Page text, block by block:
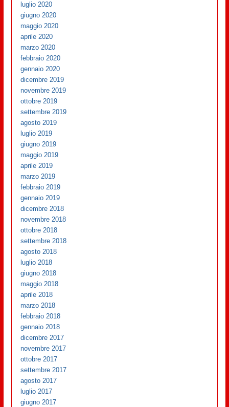
luglio 2020
giugno 2020
maggio 2020
aprile 2020
marzo 2020
febbraio 2020
gennaio 2020
dicembre 2019
novembre 2019
ottobre 2019
settembre 2019
agosto 2019
luglio 2019
giugno 2019
maggio 2019
aprile 2019
marzo 2019
febbraio 2019
gennaio 2019
dicembre 2018
novembre 2018
ottobre 2018
settembre 2018
agosto 2018
luglio 2018
giugno 2018
maggio 2018
aprile 2018
marzo 2018
febbraio 2018
gennaio 2018
dicembre 2017
novembre 2017
ottobre 2017
settembre 2017
agosto 2017
luglio 2017
giugno 2017